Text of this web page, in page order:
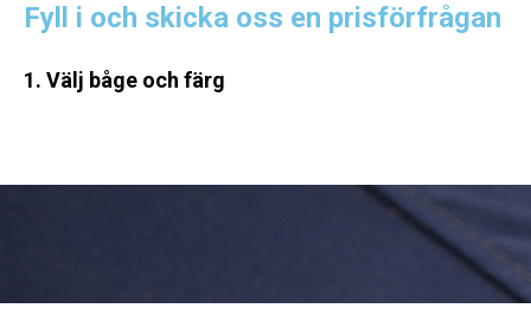
Fyll i och skicka oss en prisförfrågan
1. Välj båge och färg